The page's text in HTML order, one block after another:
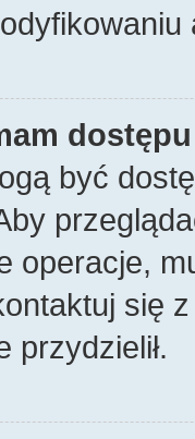
być
operacje,
się
przydzielił.